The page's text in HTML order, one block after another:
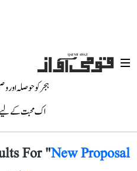
ہجر کو حوصلہ
اک محبت کے
For "New Proposal